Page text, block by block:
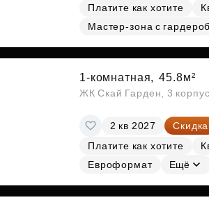
Платите как хотите
Мастер-зона с
1-комнатная, 45.8м²
ЖК Скай Гарден, 3
2 кв 2027 Скидка
Платите как хотите
Евроформат
Ещё